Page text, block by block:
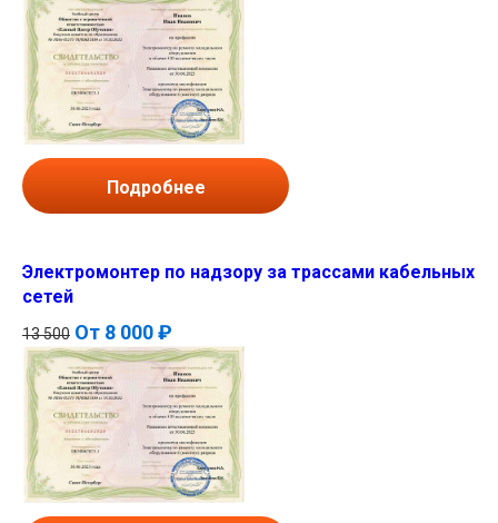
Подробнее
Электромонтер по надзору за трассами кабельных
сетей
13 500 От 8 000 ₽